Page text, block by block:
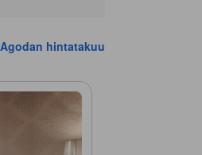
Agodan hintatakuu